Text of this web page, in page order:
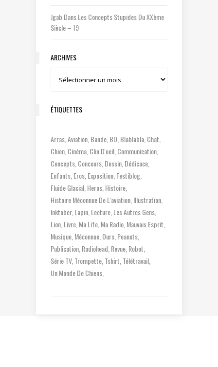
Jgab DansLes Concepts Stupides Du XXème
Siècle – 19
ARCHIVES
Archives
ÉTIQUETTES
Arras Aviation Bande BD Blablabla Chat
Chien Cinéma Clin D'oeil Communication
Concepts Concours Dessin Dédicace
Enfants Eros Exposition Festiblog
Fluide Glacial Heros Histoire
Histoire Méconnue De L'aviation Illustration
Inktober Lapin Lecture Les Autres Gens
Lion Livre Ma Life Ma Radio Mauvais Esprit
Musique Méconnue Ours Peanuts
Publication Radiohead Revue Robot
Série TV Trompette Tshirt Télétravail
Un Monde De Chiens